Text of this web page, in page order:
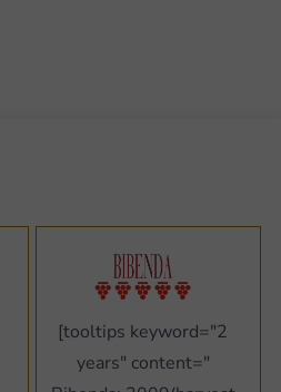
[tooltips keyword="2
years" content="